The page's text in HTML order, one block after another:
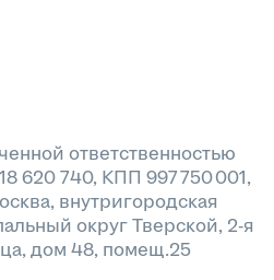
ответственностью
620 740, КПП 997 750 001,
внутригородская
округ Тверской, 2-я
дом 48, помещ.25